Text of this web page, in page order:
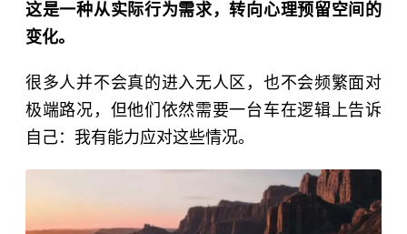
这是一种从实际行为需求，转向心理预留空间的
变化。
很多人并不会真的进入无人区，也不会频繁面对
极端路况，但他们依然需要一台车在逻辑上告诉
自己：我有能力应对这些情况。